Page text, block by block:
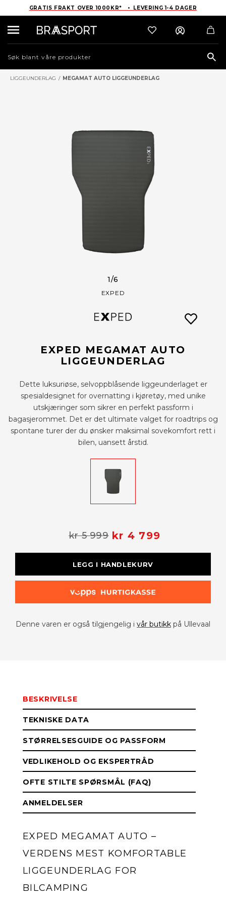
GRATIS FRAKT OVER 1000KR* • LEVERING 1-4 DAGER
LIGGEUNDERLAG / MEGAMAT AUTO LIGGEUNDERLAG
1/6
EXPED
EXPED MEGAMAT AUTO
LIGGEUNDERLAG
Dette luksuriøse, selvoppblåsende liggeunderlaget er
spesialdesignet for overnatting i kjøretøy, med unike
utskjæringer som sikrer en perfekt passform i
bagasjerommet. Det er det ultimate valget for roadtrips og
spontane turer der du ønsker maksimal sovekomfort rett i
bilen, uansett årstid.
kr 5 999 kr 4 799
LEGG I HANDLEKURV
Denne varen er også tilgjengelig i vår butikk på Ullevaal
BESKRIVELSE
TEKNISKE DATA
STØRRELSESGUIDE OG PASSFORM
VEDLIKEHOLD OG EKSPERTRÅD
OFTE STILTE SPØRSMÅL (FAQ)
ANMELDELSER
EXPED MEGAMAT AUTO –
VERDENS MEST KOMFORTABLE
LIGGEUNDERLAG FOR
BILCAMPING